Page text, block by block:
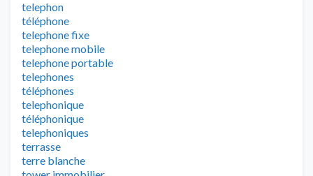
telephon
téléphone
telephone fixe
telephone mobile
telephone portable
telephones
téléphones
telephonique
téléphonique
telephoniques
terrasse
terre blanche